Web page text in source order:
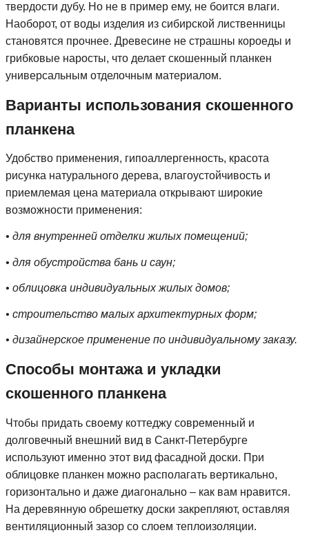
твердости дубу. Но не в пример ему, не боится влаги.
Наоборот, от воды изделия из сибирской лиственницы
становятся прочнее. Древесине не страшны короеды и
грибковые наросты, что делает скошенный планкен
универсальным отделочным материалом.
Варианты использования скошенного
планкена
Удобство применения, гипоаллергенность, красота
рисунка натурального дерева, влагоустойчивость и
приемлемая цена материала открывают широкие
возможности применения:
• для внутренней отделки жилых помещений;
• для обустройства бань и саун;
• облицовка индивидуальных жилых домов;
• строительство малых архитектурных форм;
• дизайнерское применение по индивидуальному заказу.
Способы монтажа и укладки
скошенного планкена
Чтобы придать своему коттеджу современный и
долговечный внешний вид в Санкт-Петербурге
используют именно этот вид фасадной доски. При
облицовке планкен можно располагать вертикально,
горизонтально и даже диагонально – как вам нравится.
На деревянную обрешетку доски закрепляют, оставляя
вентиляционный зазор со слоем теплоизоляции.